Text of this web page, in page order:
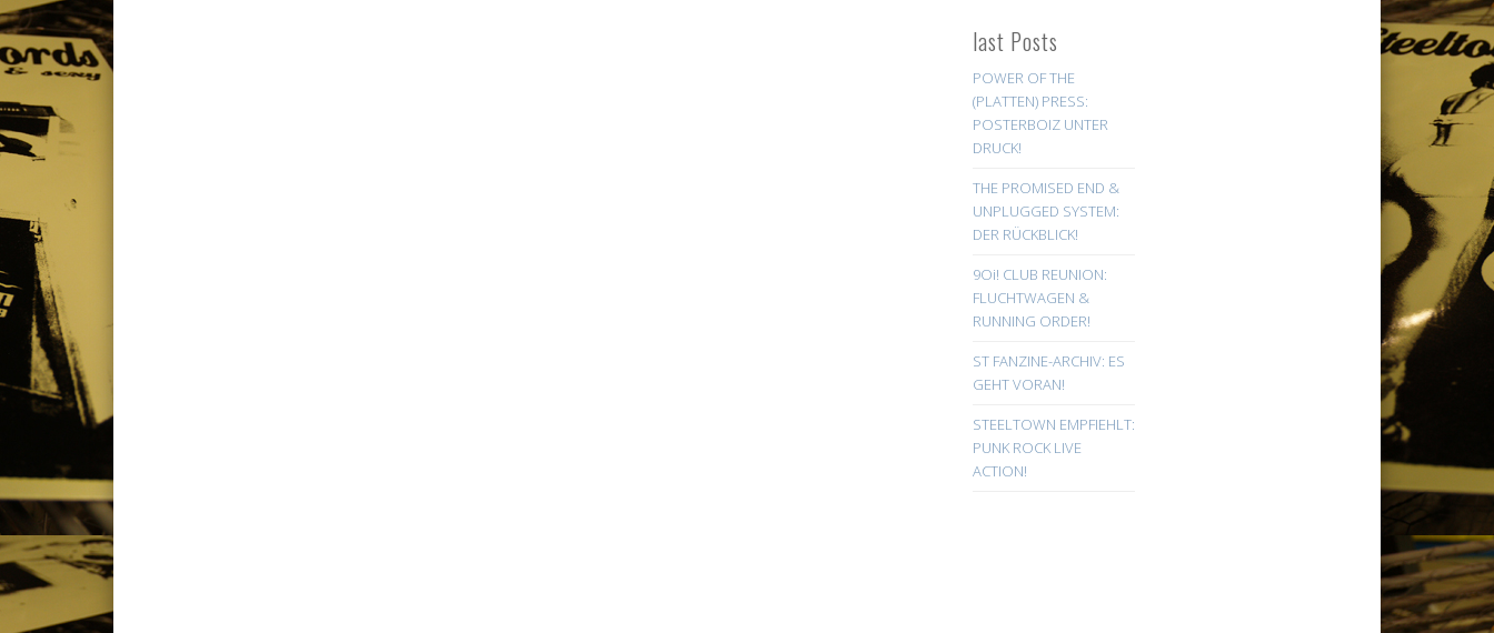
last Posts
POWER OF THE
(PLATTEN) PRESS:
POSTERBOIZ UNTER
DRUCK!
THE PROMISED END &
UNPLUGGED SYSTEM:
DER RÜCKBLICK!
9Oi! CLUB REUNION:
FLUCHTWAGEN &
RUNNING ORDER!
ST FANZINE-ARCHIV: ES
GEHT VORAN!
STEELTOWN EMPFIEHLT:
PUNK ROCK LIVE
ACTION!